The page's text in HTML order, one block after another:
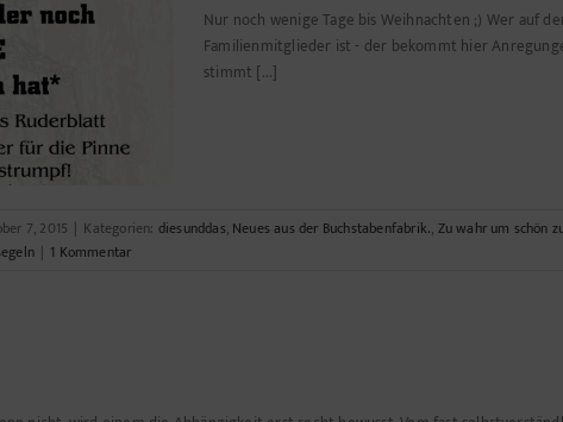
Nur noch wenige Tage bis Weihnachten ;) Wer auf
Familienmitglieder ist - der bekommt hier
stimmt [...]
7, 2015 | Kategorien: diesunddas, Neues aus der Buchstabenfabrik., Zu wahr um schön
| 1 Kommentar